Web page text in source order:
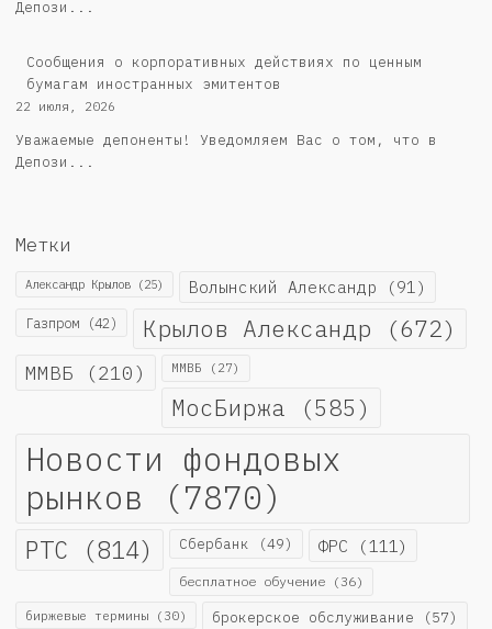
Депози...
Сообщения о корпоративных действиях по ценным
бумагам иностранных эмитентов
22 июля, 2026
Уважаемые депоненты! Уведомляем Вас о том, что в
Депози...
Метки
Александр Крылов (25) Волынский Александр (91)
Газпром (42) Крылов Александр (672)
ММВБ (210) ММВБ (27)
МосБиржа (585)
Новости фондовых
рынков (7870)
РТС (814) Сбербанк (49) ФРС (111)
бесплатное обучение (36)
биржевые термины (30) брокерское обслуживание (57)